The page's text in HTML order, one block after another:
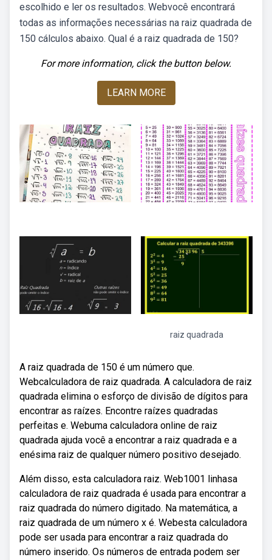
escolhido e ler os resultados. Webvocê encontrará
todas as informações necessárias na raiz quadrada de
150 cálculos abaixo. Qual é a raiz quadrada de 150?
For more information, click the button below.
LEARN MORE
raiz quadrada
A raiz quadrada de 150 é um número que.
Webcalculadora de raiz quadrada. A calculadora de raiz
quadrada elimina o esforço de divisão de dígitos para
encontrar as raízes. Encontre raízes quadradas
perfeitas e. Webuma calculadora online de raiz
quadrada ajuda você a encontrar a raiz quadrada e a
enésima raiz de qualquer número positivo desejado.
Além disso, esta calculadora raiz. Web1001 linhasa
calculadora de raiz quadrada é usada para encontrar a
raiz quadrada do número digitado. Na matemática, a
raiz quadrada de um número x é. Webesta calculadora
pode ser usada para encontrar a raiz quadrada do
número inserido. Os números de entrada podem ser